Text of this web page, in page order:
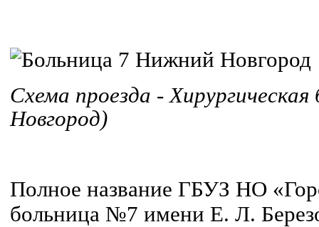
Схема проезда -
Новгород)
Полное название ГБУЗ НО
больница №7 имени Е. Л.